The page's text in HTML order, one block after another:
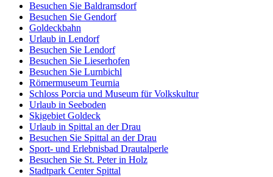
Besuchen Sie Baldramsdorf
Besuchen Sie Gendorf
Goldeckbahn
Urlaub in Lendorf
Besuchen Sie Lendorf
Besuchen Sie Lieserhofen
Besuchen Sie Lurnbichl
Römermuseum Teurnia
Schloss Porcia und Museum für Volkskultur
Urlaub in Seeboden
Skigebiet Goldeck
Urlaub in Spittal an der Drau
Besuchen Sie Spittal an der Drau
Sport- und Erlebnisbad Drautalperle
Besuchen Sie St. Peter in Holz
Stadtpark Center Spittal